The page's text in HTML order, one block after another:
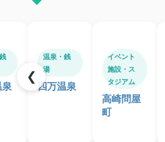
温泉・銭
湯
四万温泉
イベント
施設・ス
タジアム
高崎問屋
町
❮